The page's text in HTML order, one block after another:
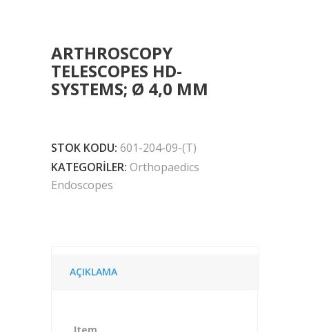
ARTHROSCOPY
TELESCOPES HD-
SYSTEMS; Ø 4,0 MM
STOK KODU: 601-204-09-(T)
KATEGORILER: Orthopaedics
Endoscopes
AÇIKLAMA